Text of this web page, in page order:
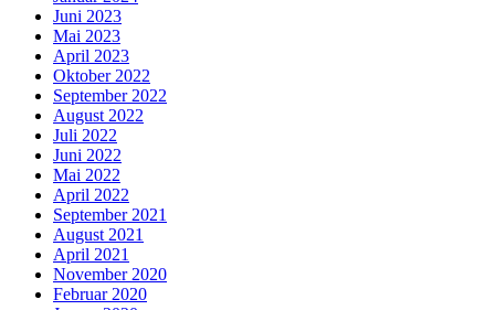
Juni 2023
Mai 2023
April 2023
Oktober 2022
September 2022
August 2022
Juli 2022
Juni 2022
Mai 2022
April 2022
September 2021
August 2021
April 2021
November 2020
Februar 2020